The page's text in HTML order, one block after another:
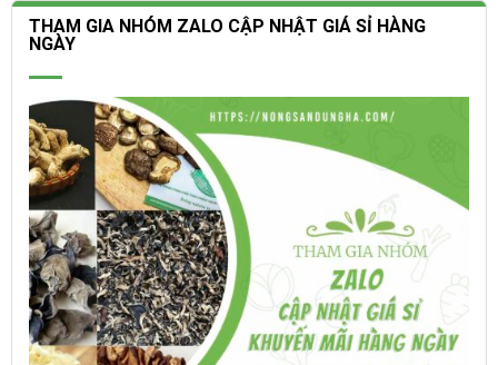
này
có
nhiều
biến
thể.
Các
tùy
chọn
có
thể
được
chọn
trên
trang
sản
phẩm
này
có
thể.
Các
tùy
được
chọn
trang
sản
phẩm
THAM GIA NHÓM ZALO CẬP NHẬT GIÁ SỈ HÀNG
NGÀY